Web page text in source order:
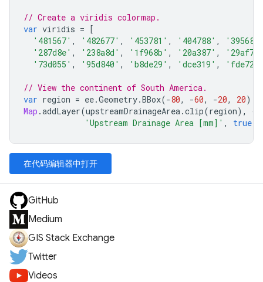
// Create a viridis colormap.
var viridis = [
'481567' , '482677' , '453781' , '404788' ,
'287d8e' , '238a8d' , '1f968b' , '20a387' ,
'73d055' , '95d840' , 'b8de29' , 'dce319' ,
// View the continent of South America.
var region = ee.Geometry.BBox(-80, -60, -20, 20);
Map .addLayer(upstreamDrainageArea.clip(region), {
'Upstream Drainage Area [mm]' , true
在代码编辑器中打开
GitHub
Medium
GIS Stack Exchange
Twitter
Videos